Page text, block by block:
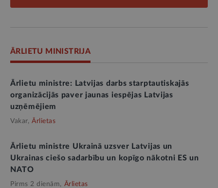
ĀRLIETU MINISTRIJA
Ārlietu ministre: Latvijas darbs starptautiskajās
organizācijās paver jaunas iespējas Latvijas
uzņēmējiem
Vakar, Ārlietas
Ārlietu ministre Ukrainā uzsver Latvijas un
Ukrainas ciešo sadarbību un kopīgo nākotni ES un
NATO
Pirms 2 dienām, Ārlietas